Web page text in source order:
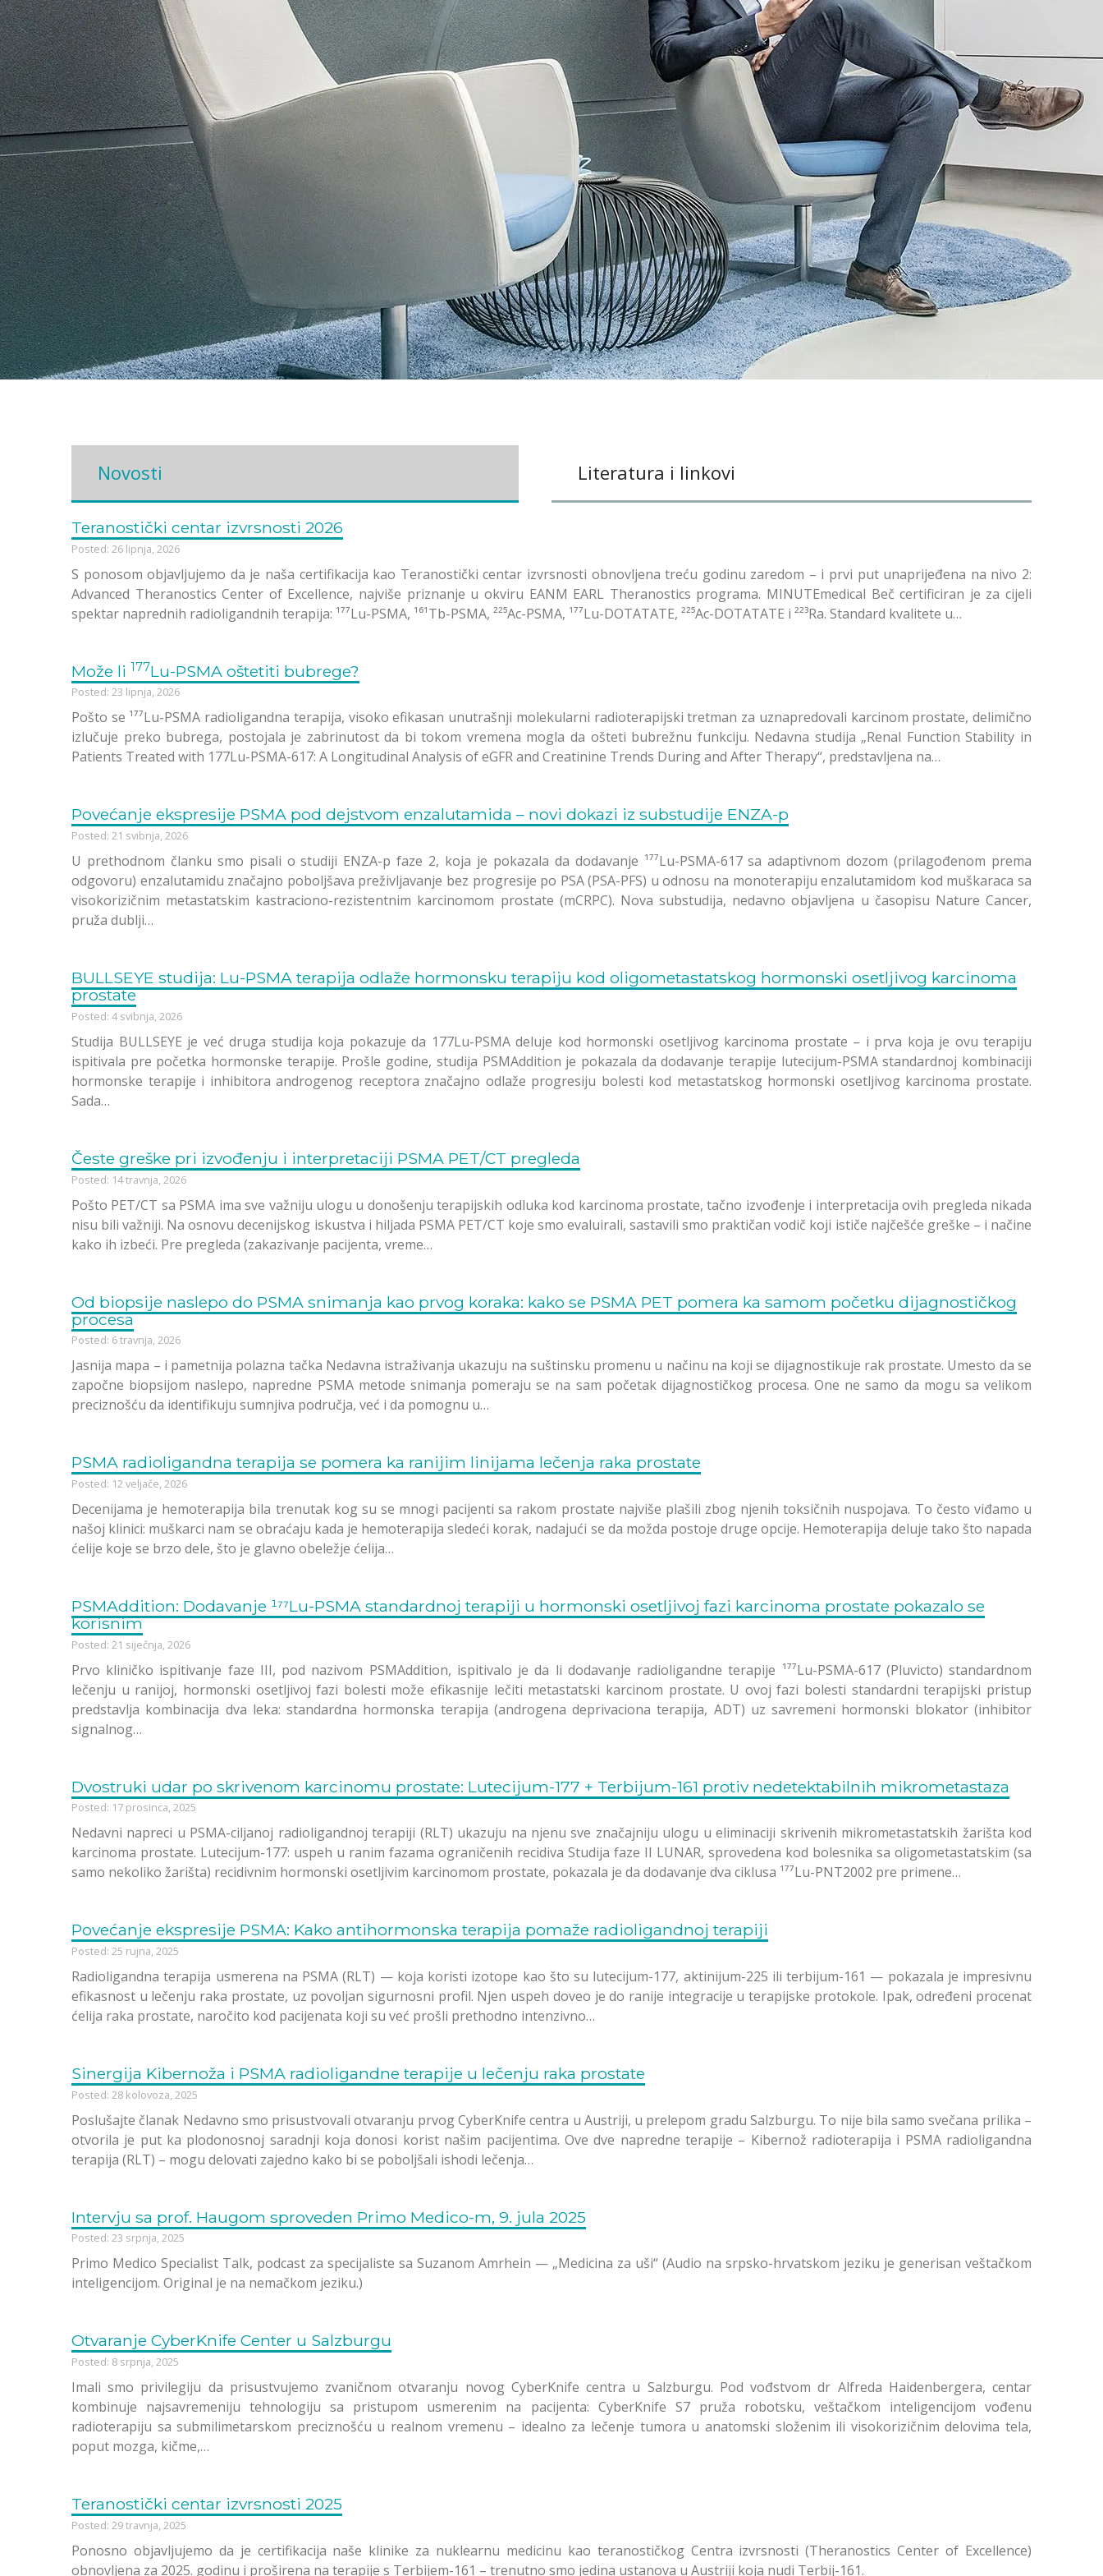
Novosti Literatura i linkovi
Teranostički centar izvrsnosti 2026
Posted: 26 lipnja, 2026
S ponosom objavljujemo da je naša certifikacija kao Teranostički centar izvrsnosti obnovljena treću godinu zaredom – i prvi put unaprijeđena na nivo 2:
Advanced Theranostics Center of Excellence, najviše priznanje u okviru EANM EARL Theranostics programa. MINUTEmedical Beč certificiran je za cijeli
spektar naprednih radioligandnih terapija: ¹⁷⁷Lu-PSMA, ¹⁶¹Tb-PSMA, ²²⁵Ac-PSMA, ¹⁷⁷Lu-DOTATATE, ²²⁵Ac-DOTATATE i ²²³Ra. Standard kvalitete u…
Može li 177Lu-PSMA oštetiti bubrege?
Posted: 23 lipnja, 2026
Pošto se ¹⁷⁷Lu-PSMA radioligandna terapija, visoko efikasan unutrašnji molekularni radioterapijski tretman za uznapredovali karcinom prostate, delimično
izlučuje preko bubrega, postojala je zabrinutost da bi tokom vremena mogla da ošteti bubrežnu funkciju. Nedavna studija „Renal Function Stability in
Patients Treated with 177Lu-PSMA-617: A Longitudinal Analysis of eGFR and Creatinine Trends During and After Therapy“, predstavljena na…
Povećanje ekspresije PSMA pod dejstvom enzalutamida – novi dokazi iz substudije ENZA-p
Posted: 21 svibnja, 2026
U prethodnom članku smo pisali o studiji ENZA-p faze 2, koja je pokazala da dodavanje ¹⁷⁷Lu-PSMA-617 sa adaptivnom dozom (prilagođenom prema
odgovoru) enzalutamidu značajno poboljšava preživljavanje bez progresije po PSA (PSA-PFS) u odnosu na monoterapiju enzalutamidom kod muškaraca sa
visokorizičnim metastatskim kastraciono-rezistentnim karcinomom prostate (mCRPC). Nova substudija, nedavno objavljena u časopisu Nature Cancer,
pruža dublji…
BULLSEYE studija: Lu-PSMA terapija odlaže hormonsku terapiju kod oligometastatskog hormonski osetljivog karcinoma
prostate
Posted: 4 svibnja, 2026
Studija BULLSEYE je već druga studija koja pokazuje da 177Lu-PSMA deluje kod hormonski osetljivog karcinoma prostate – i prva koja je ovu terapiju
ispitivala pre početka hormonske terapije. Prošle godine, studija PSMAddition je pokazala da dodavanje terapije lutecijum-PSMA standardnoj kombinaciji
hormonske terapije i inhibitora androgenog receptora značajno odlaže progresiju bolesti kod metastatskog hormonski osetljivog karcinoma prostate.
Sada…
Česte greške pri izvođenju i interpretaciji PSMA PET/CT pregleda
Posted: 14 travnja, 2026
Pošto PET/CT sa PSMA ima sve važniju ulogu u donošenju terapijskih odluka kod karcinoma prostate, tačno izvođenje i interpretacija ovih pregleda nikada
nisu bili važniji. Na osnovu decenijskog iskustva i hiljada PSMA PET/CT koje smo evaluirali, sastavili smo praktičan vodič koji ističe najčešće greške – i načine
kako ih izbeći. Pre pregleda (zakazivanje pacijenta, vreme…
Od biopsije naslepo do PSMA snimanja kao prvog koraka: kako se PSMA PET pomera ka samom početku dijagnostičkog
procesa
Posted: 6 travnja, 2026
Jasnija mapa – i pametnija polazna tačka Nedavna istraživanja ukazuju na suštinsku promenu u načinu na koji se dijagnostikuje rak prostate. Umesto da se
započne biopsijom naslepo, napredne PSMA metode snimanja pomeraju se na sam početak dijagnostičkog procesa. One ne samo da mogu sa velikom
preciznošću da identifikuju sumnjiva područja, već i da pomognu u…
PSMA radioligandna terapija se pomera ka ranijim linijama lečenja raka prostate
Posted: 12 veljače, 2026
Decenijama je hemoterapija bila trenutak kog su se mnogi pacijenti sa rakom prostate najviše plašili zbog njenih toksičnih nuspojava. To često viđamo u
našoj klinici: muškarci nam se obraćaju kada je hemoterapija sledeći korak, nadajući se da možda postoje druge opcije. Hemoterapija deluje tako što napada
ćelije koje se brzo dele, što je glavno obeležje ćelija…
PSMAddition: Dodavanje ¹⁷⁷Lu-PSMA standardnoj terapiji u hormonski osetljivoj fazi karcinoma prostate pokazalo se
korisnim
Posted: 21 siječnja, 2026
Prvo kliničko ispitivanje faze III, pod nazivom PSMAddition, ispitivalo je da li dodavanje radioligandne terapije ¹⁷⁷Lu-PSMA-617 (Pluvicto) standardnom
lečenju u ranijoj, hormonski osetljivoj fazi bolesti može efikasnije lečiti metastatski karcinom prostate. U ovoj fazi bolesti standardni terapijski pristup
predstavlja kombinacija dva leka: standardna hormonska terapija (androgena deprivaciona terapija, ADT) uz savremeni hormonski blokator (inhibitor
signalnog…
Dvostruki udar po skrivenom karcinomu prostate: Lutecijum-177 + Terbijum-161 protiv nedetektabilnih mikrometastaza
Posted: 17 prosinca, 2025
Nedavni napreci u PSMA-ciljanoj radioligandnoj terapiji (RLT) ukazuju na njenu sve značajniju ulogu u eliminaciji skrivenih mikrometastatskih žarišta kod
karcinoma prostate. Lutecijum-177: uspeh u ranim fazama ograničenih recidiva Studija faze II LUNAR, sprovedena kod bolesnika sa oligometastatskim (sa
samo nekoliko žarišta) recidivnim hormonski osetljivim karcinomom prostate, pokazala je da dodavanje dva ciklusa ¹⁷⁷Lu-PNT2002 pre primene…
Povećanje ekspresije PSMA: Kako antihormonska terapija pomaže radioligandnoj terapiji
Posted: 25 rujna, 2025
Radioligandna terapija usmerena na PSMA (RLT) — koja koristi izotope kao što su lutecijum-177, aktinijum-225 ili terbijum-161 — pokazala je impresivnu
efikasnost u lečenju raka prostate, uz povoljan sigurnosni profil. Njen uspeh doveo je do ranije integracije u terapijske protokole. Ipak, određeni procenat
ćelija raka prostate, naročito kod pacijenata koji su već prošli prethodno intenzivno…
Sinergija Kibernoža i PSMA radioligandne terapije u lečenju raka prostate
Posted: 28 kolovoza, 2025
Poslušajte članak Nedavno smo prisustvovali otvaranju prvog CyberKnife centra u Austriji, u prelepom gradu Salzburgu. To nije bila samo svečana prilika –
otvorila je put ka plodonosnoj saradnji koja donosi korist našim pacijentima. Ove dve napredne terapije – Kibernož radioterapija i PSMA radioligandna
terapija (RLT) – mogu delovati zajedno kako bi se poboljšali ishodi lečenja…
Intervju sa prof. Haugom sproveden Primo Medico-m, 9. jula 2025
Posted: 23 srpnja, 2025
Primo Medico Specialist Talk, podcast za specijaliste sa Suzanom Amrhein — „Medicina za uši“ (Audio na srpsko-hrvatskom jeziku je generisan veštačkom
inteligencijom. Original je na nemačkom jeziku.)
Otvaranje CyberKnife Center u Salzburgu
Posted: 8 srpnja, 2025
Imali smo privilegiju da prisustvujemo zvaničnom otvaranju novog CyberKnife centra u Salzburgu. Pod vođstvom dr Alfreda Haidenbergera, centar
kombinuje najsavremeniju tehnologiju sa pristupom usmerenim na pacijenta: CyberKnife S7 pruža robotsku, veštačkom inteligencijom vođenu
radioterapiju sa submilimetarskom preciznošću u realnom vremenu – idealno za lečenje tumora u anatomski složenim ili visokorizičnim delovima tela,
poput mozga, kičme,…
Teranostički centar izvrsnosti 2025
Posted: 29 travnja, 2025
Ponosno objavljujemo da je certifikacija naše klinike za nuklearnu medicinu kao teranostičkog Centra izvrsnosti (Theranostics Center of Excellence)
obnovljena za 2025. godinu i proširena na terapije s Terbijem-161 – trenutno smo jedina ustanova u Austriji koja nudi Terbij-161.